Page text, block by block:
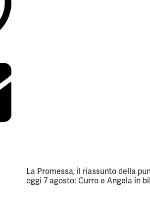
La Promessa, il riassunto della
oggi 7 agosto: Curro e Angela in